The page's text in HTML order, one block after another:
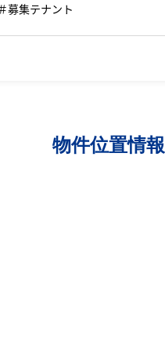
募集テナント
物件位置情報